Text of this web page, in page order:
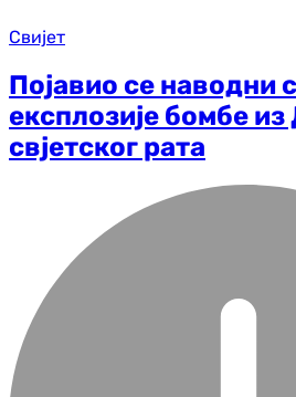
Свијет
Појавио се наводни
експлозије бомбе из
свјетског рата